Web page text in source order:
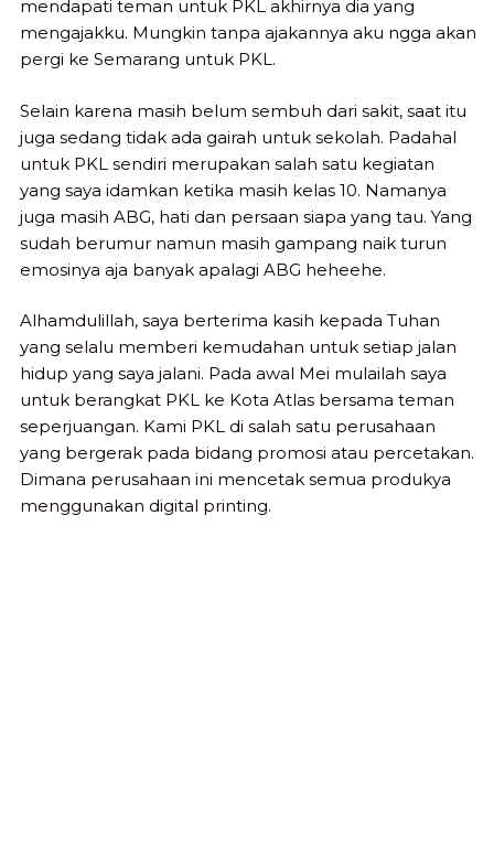
mendapati teman untuk PKL akhirnya dia yang
mengajakku. Mungkin tanpa ajakannya aku ngga akan
pergi ke Semarang untuk PKL.
Selain karena masih belum sembuh dari sakit, saat itu
juga sedang tidak ada gairah untuk sekolah. Padahal
untuk PKL sendiri merupakan salah satu kegiatan
yang saya idamkan ketika masih kelas 10. Namanya
juga masih ABG, hati dan persaan siapa yang tau. Yang
sudah berumur namun masih gampang naik turun
emosinya aja banyak apalagi ABG heheehe.
Alhamdulillah, saya berterima kasih kepada Tuhan
yang selalu memberi kemudahan untuk setiap jalan
hidup yang saya jalani. Pada awal Mei mulailah saya
untuk berangkat PKL ke Kota Atlas bersama teman
seperjuangan. Kami PKL di salah satu perusahaan
yang bergerak pada bidang promosi atau percetakan.
Dimana perusahaan ini mencetak semua produkya
menggunakan digital printing.